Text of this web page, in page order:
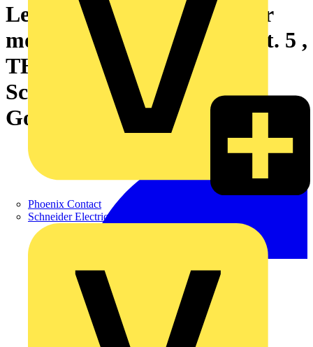
Phoenix Contact
Schneider Electric
Leiterplattensteckverbinder
modulare RJ45-Buchse, Cat. 5 ,
THT/THR-Lötanschluss,
Schirmung: Ja, LED: Nein,
Gold über Nickel, Tape